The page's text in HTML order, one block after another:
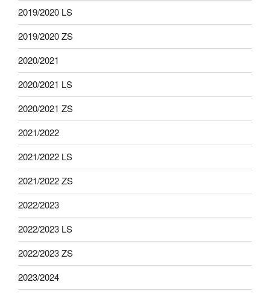
2019/2020 LS
2019/2020 ZS
2020/2021
2020/2021 LS
2020/2021 ZS
2021/2022
2021/2022 LS
2021/2022 ZS
2022/2023
2022/2023 LS
2022/2023 ZS
2023/2024